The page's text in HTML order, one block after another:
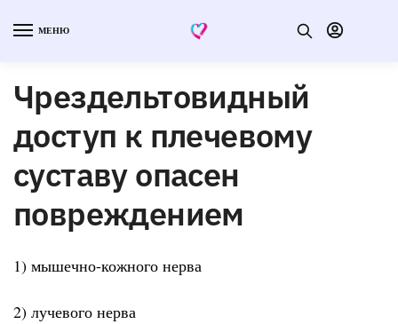
МЕНЮ
Чрездельтовидный
доступ к плечевому
суставу опасен
повреждением
1) мышечно-кожного нерва
2) лучевого нерва